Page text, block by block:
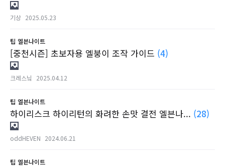
기상 2025.05.23
팁 엘븐나이트
[중천시즌] 초보자용 엘붕이 조작 가이드 (4)
크레스닠 2025.04.12
팁 엘븐나이트
하이리스크 하이리턴의 화려한 손맛 결전 엘븐나... (28)
oddHEVEN 2024.06.21
팁 엘븐나이트